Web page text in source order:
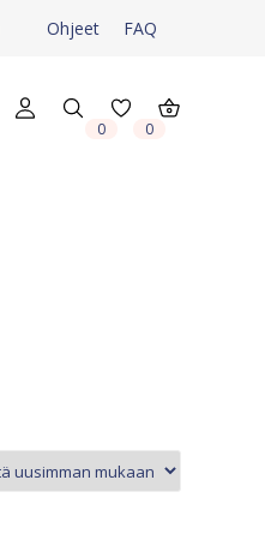
Ohjeet FAQ
0 0